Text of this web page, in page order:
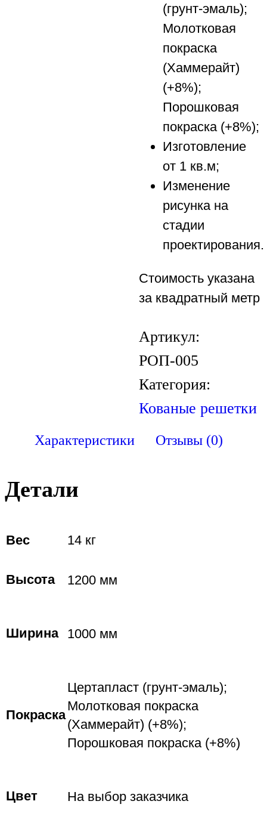
(грунт-эмаль);
Молотковая
покраска
(Хаммерайт)
(+8%);
Порошковая
покраска (+8%);
Изготовление
от 1 кв.м;
Изменение
рисунка на
стадии
проектирования.
Стоимость указана
за квадратный метр
Артикул:
РОП-005
Категория:
Кованые решетки
Характеристики Отзывы (0)
Детали
Вес 14 кг
Высота 1200 мм
Ширина 1000 мм
Покраска
Цертапласт (грунт-эмаль);
Молотковая покраска
(Хаммерайт) (+8%);
Порошковая покраска (+8%)
Цвет На выбор заказчика